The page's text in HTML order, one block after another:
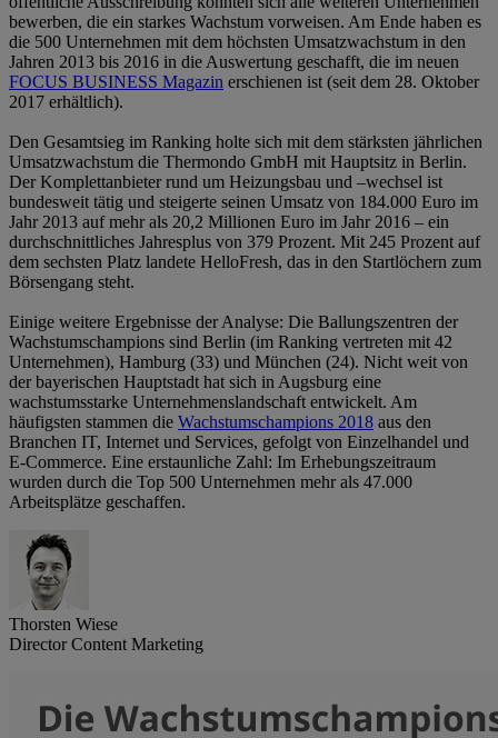
bewerben, die ein starkes Wachstum vorweisen. Am Ende haben es
die 500 Unternehmen mit dem höchsten Umsatzwachstum in den
Jahren 2013 bis 2016 in die Auswertung geschafft, die im neuen
FOCUS BUSINESS Magazin erschienen ist (seit dem 28. Oktober
2017 erhältlich).
Den Gesamtsieg im Ranking holte sich mit dem stärksten jährlichen
Umsatzwachstum die Thermondo GmbH mit Hauptsitz in Berlin.
Der Komplettanbieter rund um Heizungsbau und –wechsel ist
bundesweit tätig und steigerte seinen Umsatz von 184.000 Euro im
Jahr 2013 auf mehr als 20,2 Millionen Euro im Jahr 2016 – ein
durchschnittliches Jahresplus von 379 Prozent. Mit 245 Prozent auf
dem sechsten Platz landete HelloFresh, das in den Startlöchern zum
Börsengang steht.
Einige weitere Ergebnisse der Analyse: Die Ballungszentren der
Wachstumschampions sind Berlin (im Ranking vertreten mit 42
Unternehmen), Hamburg (33) und München (24). Nicht weit von
der bayerischen Hauptstadt hat sich in Augsburg eine
wachstumsstarke Unternehmenslandschaft entwickelt. Am
häufigsten stammen die Wachstumschampions 2018 aus den
Branchen IT, Internet und Services, gefolgt von Einzelhandel und
E-Commerce. Eine erstaunliche Zahl: Im Erhebungszeitraum
wurden durch die Top 500 Unternehmen mehr als 47.000
Arbeitsplätze geschaffen.
Thorsten Wiese
Director Content Marketing